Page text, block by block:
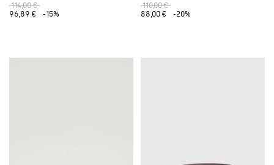
114,00 €
96,89 €
-15%
110,00 €
88,00 €
-20%